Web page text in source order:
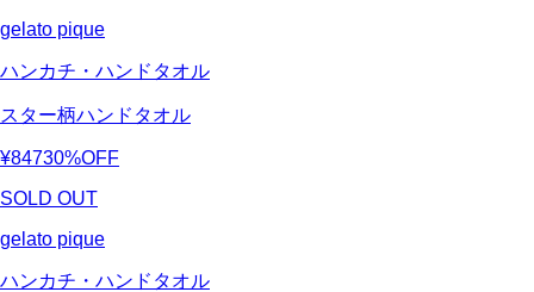
gelato pique
ハンカチ・ハンドタオル
スター柄ハンドタオル
¥84730%OFF
SOLD OUT
gelato pique
ハンカチ・ハンドタオル